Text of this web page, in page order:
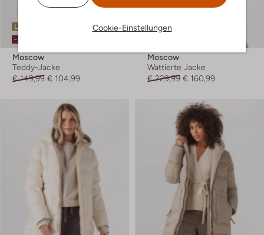
Cookie-Einstellungen
Letzte Größen
-30%
Moscow
Teddy-Jacke
€ 149,99 € 104,99
Letzter Artikel
Moscow
Wattierte Jacke
€ 229,99 € 160,99